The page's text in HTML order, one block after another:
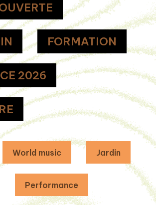
FORMATION
2026
World music Jardin
Performance